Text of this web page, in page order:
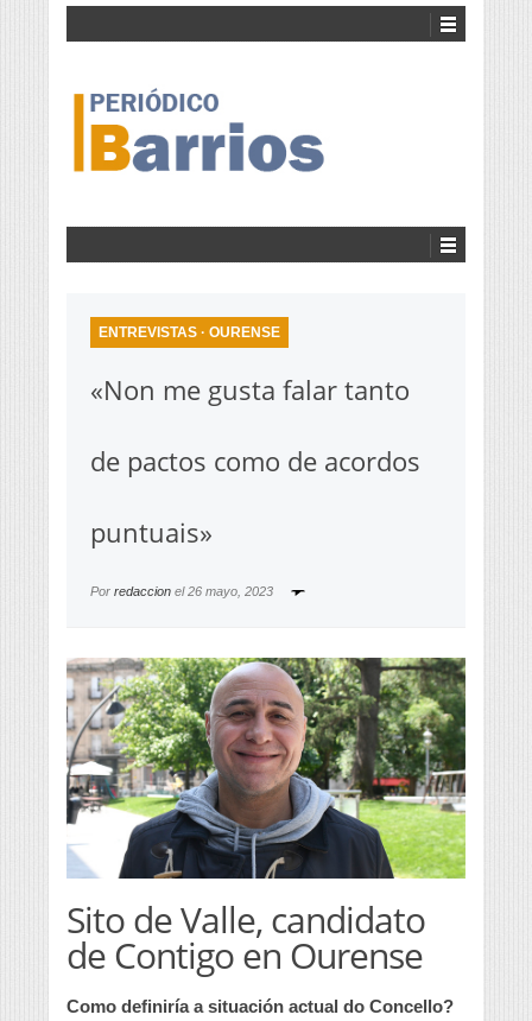
ENTREVISTAS · OURENSE
«Non me gusta falar tanto
de pactos como de acordos
puntuais»
Por redaccion el26 mayo, 2023
Sito de Valle, candidato
de Contigo en Ourense
Como definiría a situación actual do Concello?